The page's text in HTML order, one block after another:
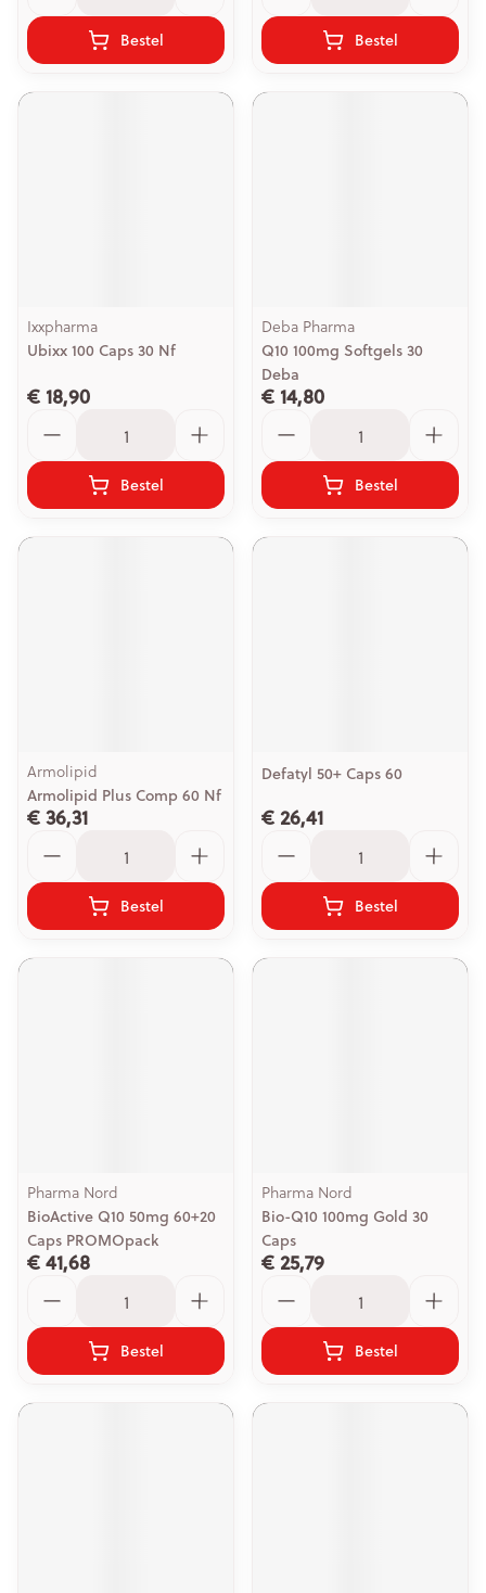
Bestel Bestel
Ixxpharma
Ubixx 100 Caps 30 Nf
€ 18,90
Bestel
Deba Pharma
Q10 100mg Softgels 30
Deba
€ 14,80
Bestel
Armolipid
Armolipid Plus Comp 60 Nf
€ 36,31
Bestel
Defatyl 50+ Caps 60
€ 26,41
Bestel
Pharma Nord
BioActive Q10 50mg 60+20
Caps PROMOpack
€ 41,68
Bestel
Pharma Nord
Bio-Q10 100mg Gold 30
Caps
€ 25,79
Bestel